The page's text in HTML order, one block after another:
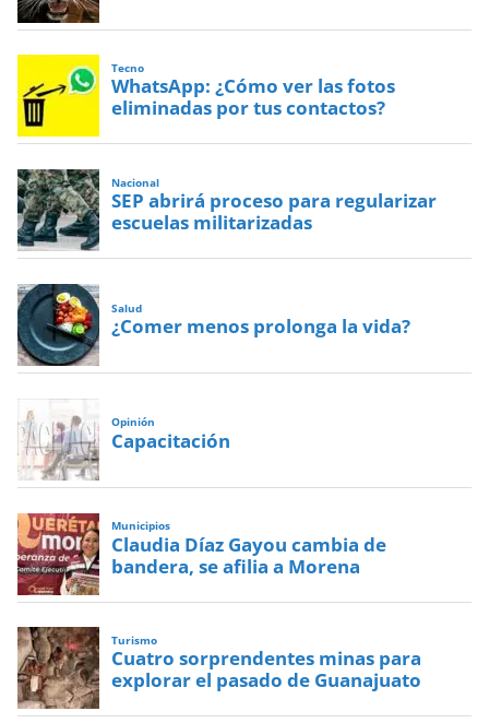
Tecno
WhatsApp: ¿Cómo ver las fotos
eliminadas por tus contactos?
Nacional
SEP abrirá proceso para regularizar
escuelas militarizadas
Salud
¿Comer menos prolonga la vida?
Opinión
Capacitación
Municipios
Claudia Díaz Gayou cambia de
bandera, se afilia a Morena
Turismo
Cuatro sorprendentes minas para
explorar el pasado de Guanajuato